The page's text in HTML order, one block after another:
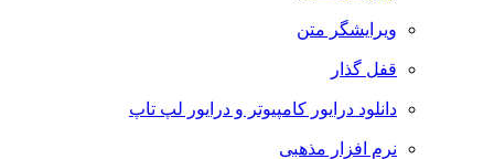
ویرایشگر متن
قفل گذار
دانلود درایور کامپیوتر و درایور لپ تاپ
نرم افزار مذهبی